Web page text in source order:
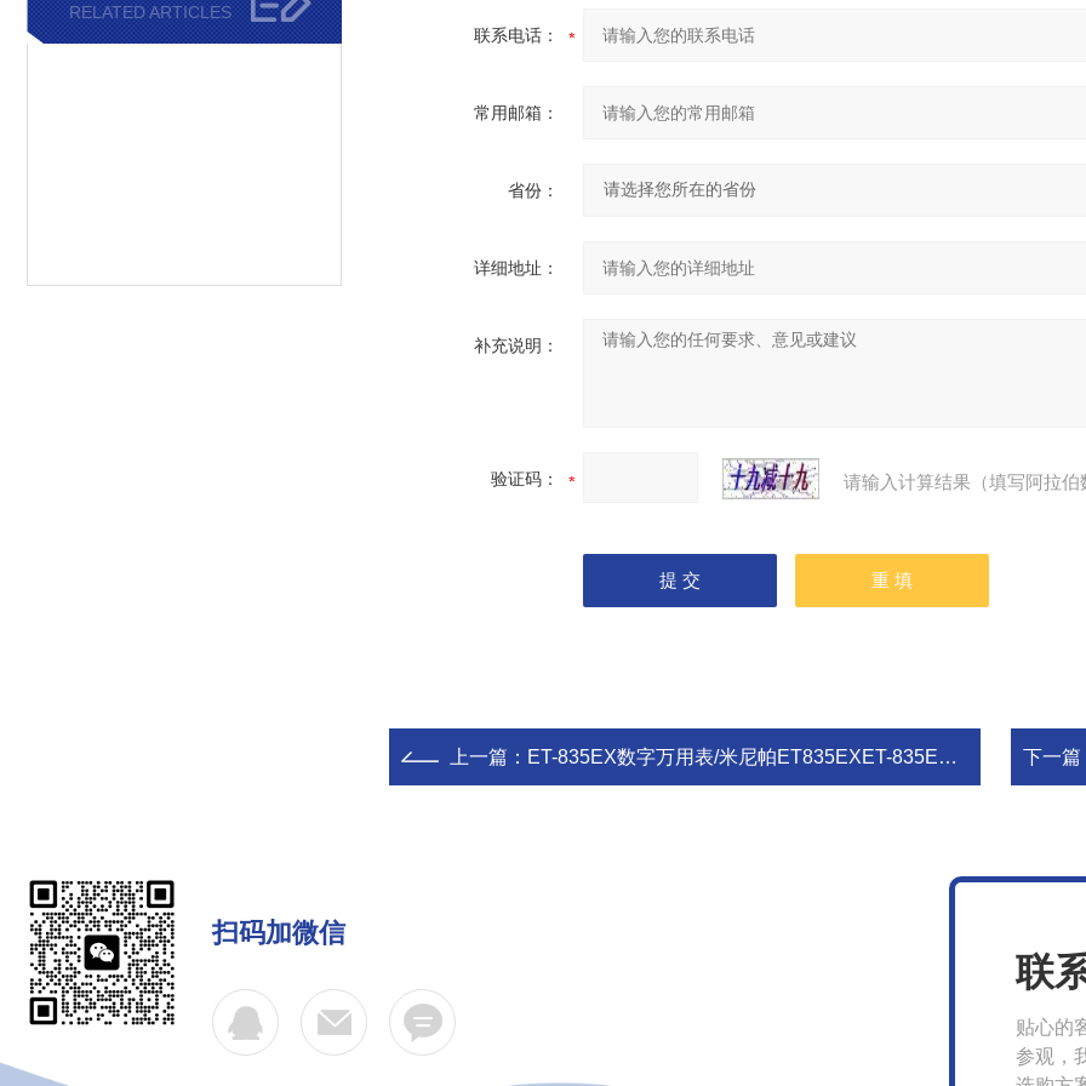
RELATED ARTICLES
联系电话：
常用邮箱：
省份：
详细地址：
补充说明：
验证码： 请输入计算结果（填写阿拉
上一篇： ET-835EX数字万用表/米尼帕ET835EXET-835EX数字万用表/米尼帕ET835EX 下一篇
扫码加微信
联
贴心的
参观，